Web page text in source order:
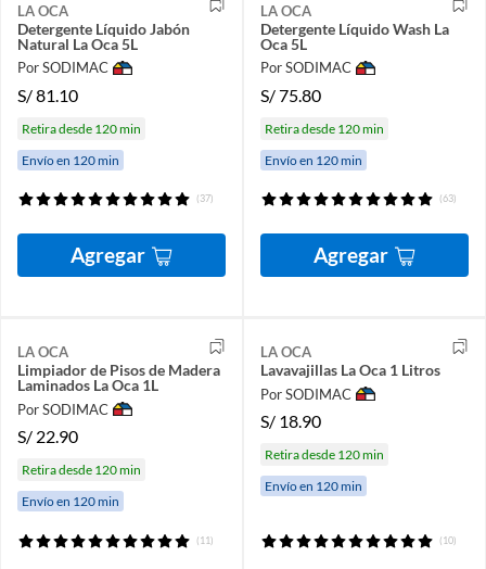
LA OCA
Detergente Líquido Jabón
Natural La Oca 5L
Por SODIMAC
S/81.10
Retira desde 120 min
Envío en 120 min
(37)
Agregar
LA OCA
Detergente Líquido Wash La
Oca 5L
Por SODIMAC
S/75.80
Retira desde 120 min
Envío en 120 min
(63)
Agregar
LA OCA
Limpiador de Pisos de Madera
Laminados La Oca 1L
Por SODIMAC
S/ 22.90
Retira desde 120 min
Envío en 120 min
(11)
LA OCA
Lavavajillas La Oca 1 Litros
Por SODIMAC
S/ 18.90
Retira desde 120 min
Envío en 120 min
(10)